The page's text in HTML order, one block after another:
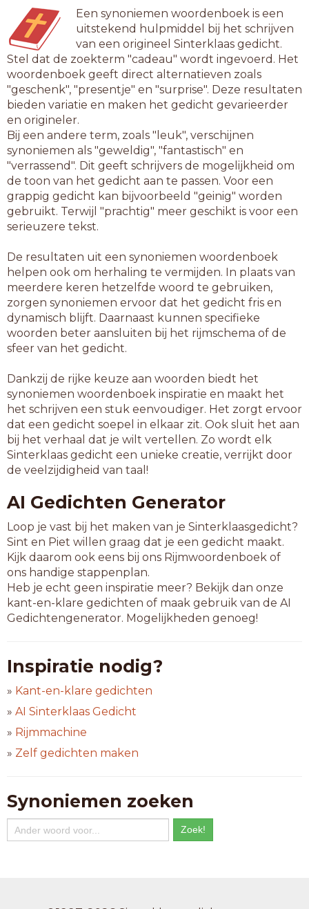
Een synoniemen woordenboek is een
uitstekend hulpmiddel bij het schrijven
van een origineel Sinterklaas gedicht.
Stel dat de zoekterm "cadeau" wordt ingevoerd. Het
woordenboek geeft direct alternatieven zoals
"geschenk", "presentje" en "surprise". Deze resultaten
bieden variatie en maken het gedicht gevarieerder
en origineler.
Bij een andere term, zoals "leuk", verschijnen
synoniemen als "geweldig", "fantastisch" en
"verrassend". Dit geeft schrijvers de mogelijkheid om
de toon van het gedicht aan te passen. Voor een
grappig gedicht kan bijvoorbeeld "geinig" worden
gebruikt. Terwijl "prachtig" meer geschikt is voor een
serieuzere tekst.
De resultaten uit een synoniemen woordenboek
helpen ook om herhaling te vermijden. In plaats van
meerdere keren hetzelfde woord te gebruiken,
zorgen synoniemen ervoor dat het gedicht fris en
dynamisch blijft. Daarnaast kunnen specifieke
woorden beter aansluiten bij het rijmschema of de
sfeer van het gedicht.
Dankzij de rijke keuze aan woorden biedt het
synoniemen woordenboek inspiratie en maakt het
het schrijven een stuk eenvoudiger. Het zorgt ervoor
dat een gedicht soepel in elkaar zit. Ook sluit het aan
bij het verhaal dat je wilt vertellen. Zo wordt elk
Sinterklaas gedicht een unieke creatie, verrijkt door
de veelzijdigheid van taal!
AI Gedichten Generator
Loop je vast bij het maken van je Sinterklaasgedicht?
Sint en Piet willen graag dat je een gedicht maakt.
Kijk daarom ook eens bij ons Rijmwoordenboek of
ons handige stappenplan.
Heb je echt geen inspiratie meer? Bekijk dan onze
kant-en-klare gedichten of maak gebruik van de AI
Gedichtengenerator. Mogelijkheden genoeg!
Inspiratie nodig?
» Kant-en-klare gedichten
» AI Sinterklaas Gedicht
» Rijmmachine
» Zelf gedichten maken
Synoniemen zoeken